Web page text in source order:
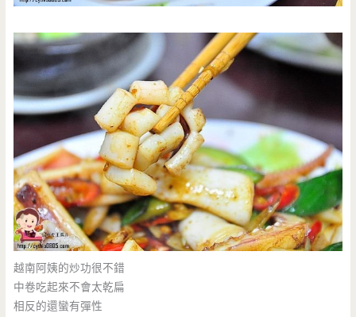
越南阿姨的炒功很不錯
中卷吃起來不會太乾扁
相反的還蠻有彈性